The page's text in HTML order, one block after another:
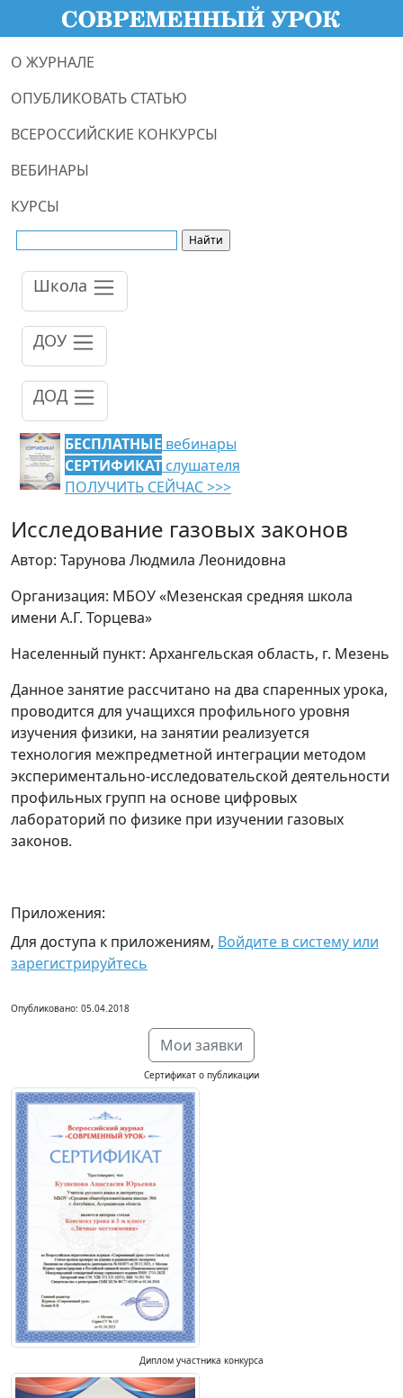
О ЖУРНАЛЕ
ОПУБЛИКОВАТЬ СТАТЬЮ
ВСЕРОССИЙСКИЕ КОНКУРСЫ
ВЕБИНАРЫ
КУРСЫ
Школа
ДОУ
ДОД
БЕСПЛАТНЫЕ вебинары
СЕРТИФИКАТ слушателя
ПОЛУЧИТЬ СЕЙЧАС >>>
Исследование газовых законов
Автор: Тарунова Людмила Леонидовна
Организация: МБОУ «Мезенская средняя школа
имени А.Г. Торцева»
Населенный пункт: Архангельская область, г. Мезень
Данное занятие рассчитано на два спаренных урока,
проводится для учащихся профильного уровня
изучения физики, на занятии реализуется
технология межпредметной интеграции методом
экспериментально-исследовательской деятельности
профильных групп на основе цифровых
лабораторий по физике при изучении газовых
законов.
Приложения:
Для доступа к приложениям, Войдите в систему или
зарегистрируйтесь
Опубликовано: 05.04.2018
Мои заявки
Сертификат о публикации
Диплом участника конкурса